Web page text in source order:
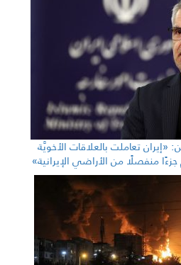
تعاملت بالعلاقات الأخويَّة
من الأراضي الإيرانية»